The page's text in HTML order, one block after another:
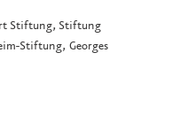
Stiftung, Stiftung
Stiftung, Georges